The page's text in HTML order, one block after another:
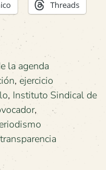
Threads
la agenda
, ejercicio
, Instituto Sindical de
,
transparencia